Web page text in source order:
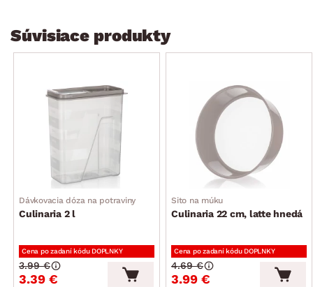
Súvisiace produkty
Dávkovacia dóza na potraviny
Culinaria 2 l
Cena po zadaní kódu DOPLNKY
3.39 €
3.99 €
Sito na múku
Culinaria 22 cm, latte hnedá
Cena po zadaní kódu DOPLNKY
3.99 €
4.69 €